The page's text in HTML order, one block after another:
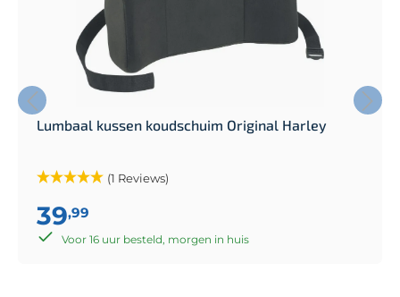
Lumbaal kussen koudschuim Original Harley
(1 Reviews)
39,99
Voor 16 uur besteld, morgen in huis